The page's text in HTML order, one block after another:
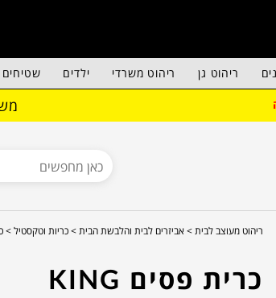
ריהוט גן ריהוט משרדי ילדים שטיחים
ריהוט מעוצב לבית > אביזרים לבית והלבשת הבית > כריות וטקסטיל >
כרית פסים KING